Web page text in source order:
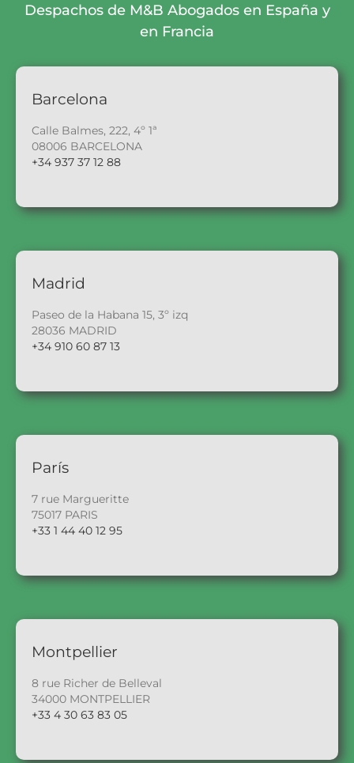
Despachos de M&B Abogados en España y
en Francia
Barcelona
Calle Balmes, 222, 4º 1ª
08006 BARCELONA
+34 937 37 12 88
Madrid
Paseo de la Habana 15, 3º izq
28036 MADRID
+34 910 60 87 13
París
7 rue Margueritte
75017 PARIS
+33 1 44 40 12 95
Montpellier
8 rue Richer de Belleval
34000 MONTPELLIER
+33 4 30 63 83 05